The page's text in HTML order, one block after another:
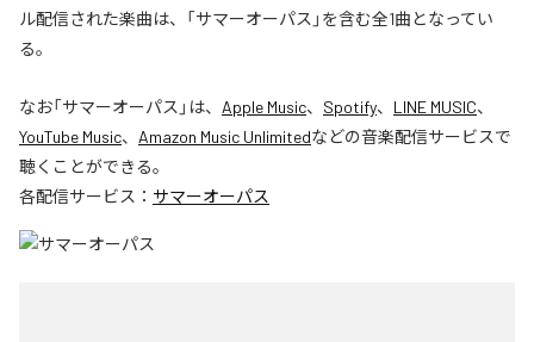
ル配信された楽曲は、「サマーオーパス」を含む全1曲となってい
る。
なお「サマーオーパス 」は、 Apple Music、 Spotify、 LINE MUSIC、
YouTube Music、 Amazon Music Unlimitedなどの音楽配信サービスで
聴くことができる。
各配信サービス： サマーオーパス